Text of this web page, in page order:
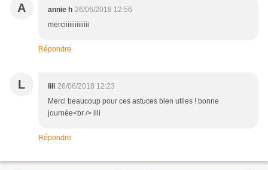
A annie h 26/06/2018 12:56
merciiiiiiiiiiiiii
Répondre
L lili 26/06/2018 12:23
Merci beaucoup pour ces astuces bien utiles ! bonne
journée<br /> lili
Répondre